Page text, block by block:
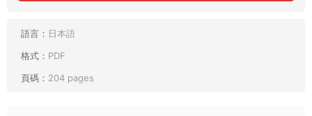
語言： 日本語
格式： PDF
頁碼： 204 pages